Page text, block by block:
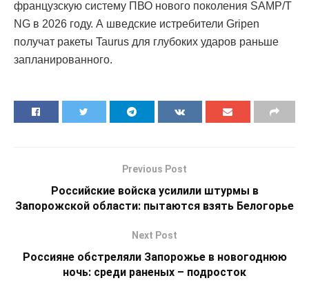
французскую систему ПВО нового поколения SAMP/T
NG в 2026 году. А шведские истребители Gripen
получат ракеты Taurus для глубоких ударов раньше
запланированного.
Previous Post
Российские войска усилили штурмы в
Запорожской области: пытаются взять Белогорье
Next Post
Россияне обстреляли Запорожье в новогоднюю
ночь: среди раненых – подросток